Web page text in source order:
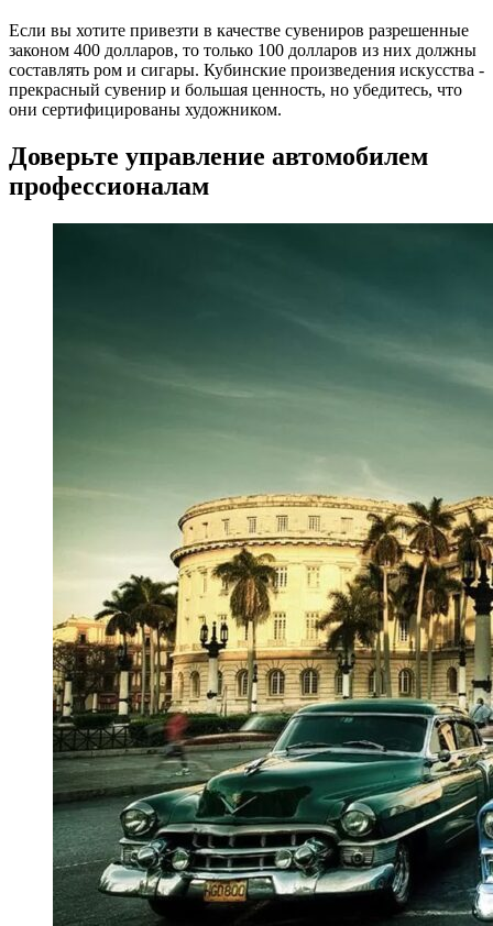
Если вы хотите привезти в качестве сувениров разрешенные
законом 400 долларов, то только 100 долларов из них должны
составлять ром и сигары. Кубинские произведения искусства -
прекрасный сувенир и большая ценность, но убедитесь, что
они сертифицированы художником.
Доверьте управление автомобилем
профессионалам